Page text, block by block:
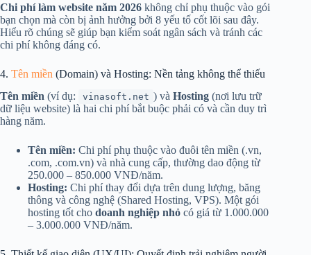
Chi phí làm website năm 2026 không chỉ phụ thuộc vào gói
bạn chọn mà còn bị ảnh hưởng bởi 8 yếu tố cốt lõi sau đây.
Hiểu rõ chúng sẽ giúp bạn kiểm soát ngân sách và tránh các
chi phí không đáng có.
4. Tên miền (Domain) và Hosting: Nền tảng không thể thiếu
Tên miền (ví dụ: vinasoft.net ) và Hosting (nơi lưu trữ
dữ liệu website) là hai chi phí bắt buộc phải có và cần duy trì
hàng năm.
Tên miền: Chi phí phụ thuộc vào đuôi tên miền (.vn,
.com, .com.vn) và nhà cung cấp, thường dao động từ
250.000 – 850.000 VNĐ/năm.
Hosting: Chi phí thay đổi dựa trên dung lượng, băng
thông và công nghệ (Shared Hosting, VPS). Một gói
hosting tốt cho doanh nghiệp nhỏ có giá từ 1.000.000
– 3.000.000 VNĐ/năm.